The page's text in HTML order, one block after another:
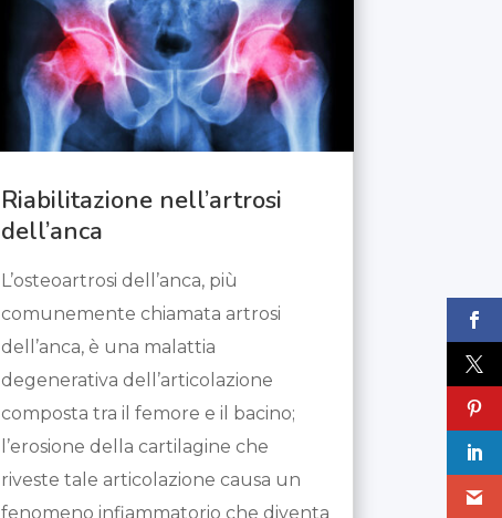
Riabilitazione nell’artrosi
dell’anca
L’osteoartrosi dell’anca, più
comunemente chiamata artrosi
dell’anca, è una malattia
degenerativa dell’articolazione
composta tra il femore e il bacino;
l’erosione della cartilagine che
riveste tale articolazione causa un
fenomeno infiammatorio che diventa